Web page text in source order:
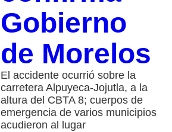
Gobierno
de Morelos
El accidente ocurrió sobre la
carretera Alpuyeca-Jojutla, a la
altura del CBTA 8; cuerpos de
emergencia de varios municipios
acudieron al lugar